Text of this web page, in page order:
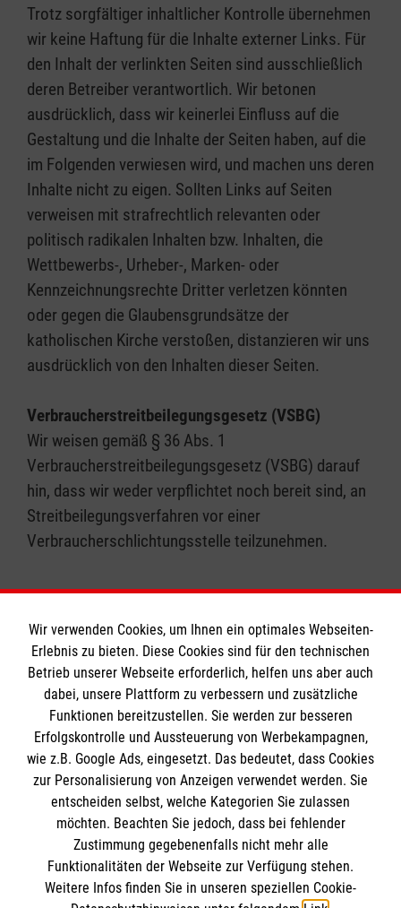
Trotz sorgfältiger inhaltlicher Kontrolle übernehmen
wir keine Haftung für die Inhalte externer Links. Für
den Inhalt der verlinkten Seiten sind ausschließlich
deren Betreiber verantwortlich. Wir betonen
ausdrücklich, dass wir keinerlei Einfluss auf die
Gestaltung und die Inhalte der Seiten haben, auf die
im Folgenden verwiesen wird, und machen uns deren
Inhalte nicht zu eigen. Sollten Links auf Seiten
verweisen mit strafrechtlich relevanten oder
politisch radikalen Inhalten bzw. Inhalten, die
Wettbewerbs-, Urheber-, Marken- oder
Kennzeichnungsrechte Dritter verletzen könnten
oder gegen die Glaubensgrundsätze der
katholischen Kirche verstoßen, distanzieren wir uns
ausdrücklich von den Inhalten dieser Seiten.
Verbraucherstreitbeilegungsgesetz (VSBG)
Wir weisen gemäß § 36 Abs. 1
Verbraucherstreitbeilegungsgesetz (VSBG) darauf
hin, dass wir weder verpflichtet noch bereit sind, an
Streitbeilegungsverfahren vor einer
Verbraucherschlichtungsstelle teilzunehmen.
Informationen
Impressum
Datenschutz
Kontakt
Die Malteser
Malteser in Deutschland
Malteserorden
Sharepoint
Spendenkonto
Wir verwenden Cookies, um Ihnen ein optimales Webseiten-
Erlebnis zu bieten. Diese Cookies sind für den technischen
Betrieb unserer Webseite erforderlich, helfen uns aber auch
dabei, unsere Plattform zu verbessern und zusätzliche
Funktionen bereitzustellen. Sie werden zur besseren
Erfolgskontrolle und Aussteuerung von Werbekampagnen,
wie z.B. Google Ads, eingesetzt. Das bedeutet, dass Cookies
zur Personalisierung von Anzeigen verwendet werden. Sie
entscheiden selbst, welche Kategorien Sie zulassen
möchten. Beachten Sie jedoch, dass bei fehlender
Zustimmung gegebenenfalls nicht mehr alle
Funktionalitäten der Webseite zur Verfügung stehen.
Weitere Infos finden Sie in unseren speziellen Cookie-